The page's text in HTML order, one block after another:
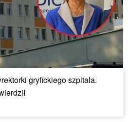
gryfickiego szpitala.